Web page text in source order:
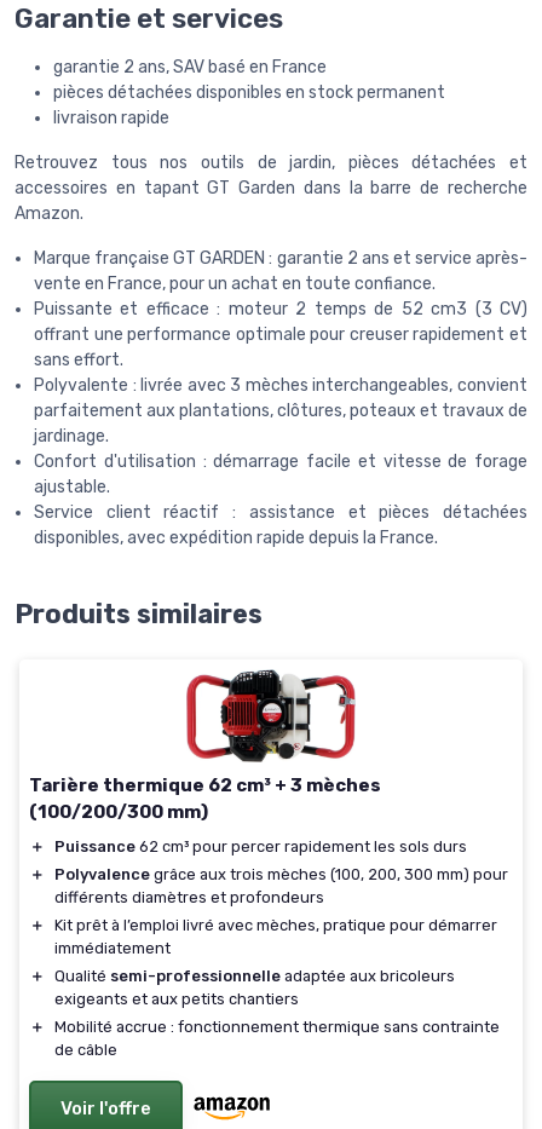
Garantie et services
garantie 2 ans, SAV basé en France
pièces détachées disponibles en stock permanent
livraison rapide
Retrouvez tous nos outils de jardin, pièces détachées et
accessoires en tapant GT Garden dans la barre de recherche
Amazon.
Marque française GT GARDEN : garantie 2 ans et service après-
vente en France, pour un achat en toute confiance.
Puissante et efficace : moteur 2 temps de 52 cm3 (3 CV)
offrant une performance optimale pour creuser rapidement et
sans effort.
Polyvalente : livrée avec 3 mèches interchangeables, convient
parfaitement aux plantations, clôtures, poteaux et travaux de
jardinage.
Confort d'utilisation : démarrage facile et vitesse de forage
ajustable.
Service client réactif : assistance et pièces détachées
disponibles, avec expédition rapide depuis la France.
Produits similaires
Tarière thermique 62 cm³ + 3 mèches
(100/200/300 mm)
＋ Puissance 62 cm³ pour percer rapidement les sols durs
＋
Polyvalence grâce aux trois mèches (100, 200, 300 mm) pour
différents diamètres et profondeurs
＋
Kit prêt à l’emploi livré avec mèches, pratique pour démarrer
immédiatement
＋
Qualité semi-professionnelle adaptée aux bricoleurs
exigeants et aux petits chantiers
＋
Mobilité accrue : fonctionnement thermique sans contrainte
de câble
Voir l'offre